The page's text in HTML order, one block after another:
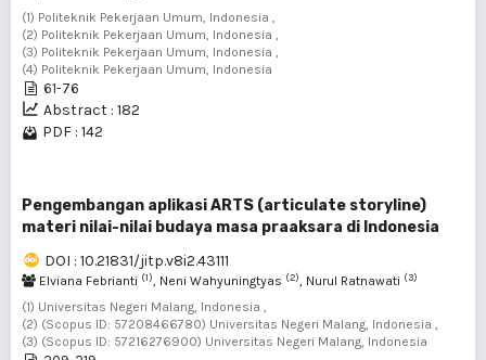
(1) Politeknik Pekerjaan Umum, Indonesia ,
(2) Politeknik Pekerjaan Umum, Indonesia ,
(3) Politeknik Pekerjaan Umum, Indonesia ,
(4) Politeknik Pekerjaan Umum, Indonesia
61-76
Abstract : 182
PDF : 142
Pengembangan aplikasi ARTS (articulate storyline)
materi nilai-nilai budaya masa praaksara di Indonesia
DOI : 10.21831/jitp.v8i2.43111
Elviana Febrianti (1), Neni Wahyuningtyas (2), Nurul Ratnawati (3)
(1) Universitas Negeri Malang, Indonesia ,
(2) (Scopus ID: 57208466780) Universitas Negeri Malang, Indonesia ,
(3) (Scopus ID: 57216276900) Universitas Negeri Malang, Indonesia